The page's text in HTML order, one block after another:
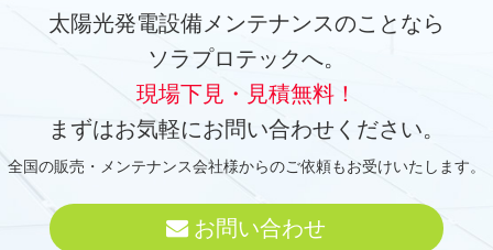
太陽光発電設備メンテナンスのことなら
ソラプロテックへ。
現場下見・見積無料！
まずはお気軽にお問い合わせください。
全国の販売・メンテナンス会社様からのご依頼もお受けいたします。
お問い合わせ